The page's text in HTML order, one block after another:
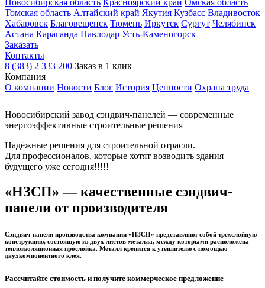
Новосибирская область Красноярский край Омская область
Томская область Алтайский край Якутия Кузбасс Владивосток
Хабаровск Благовещенск Тюмень Иркутск Сургут Челябинск
Астана Караганда Павлодар Усть-Каменогорск
Заказать
Контакты
8 (383) 2 333 200 Заказ в 1 клик
Компания
О компании Новости Блог История Ценности Охрана труда
Новосибирский завод сэндвич-панелей — современные
энергоэффективные строительные решения
Надёжные решения для строительной отрасли.
Для профессионалов, которые хотят возводить здания
будущего уже сегодня!!!!!
«НЗСП» — качественные сэндвич-
панели от производителя
Сэндвич-панели производства компании «НЗСП» представляют собой трехслойную
конструкцию, состоящую из двух листов металла, между которыми расположена
теплоизоляционная прослойка. Металл крепится к утеплителю с помощью
двухкомпонентного клея.
Рассчитайте стоимость и получите коммерческое предложение